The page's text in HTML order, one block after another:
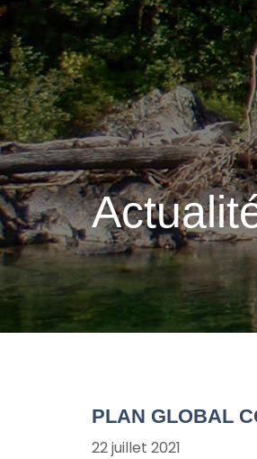
PLAN GLOBAL
22 juillet 2021